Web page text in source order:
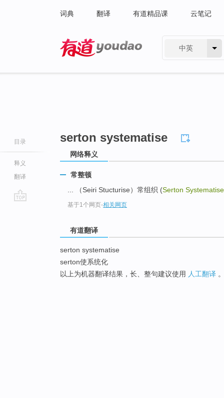
词典 翻译 有道精品课 云笔记
中英
目录
释义
翻译
serton systematise
网络释义
常整顿
... （Seiri Stucturise）常组织 (Serton Systematise
基于1个网页-相关网页
有道翻译
serton systematise
serton使系统化
以上为机器翻译结果，长、整句建议使用 人工翻译